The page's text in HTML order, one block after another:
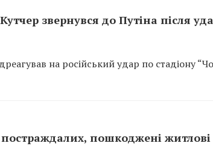
звернувся до Путіна після
на російський удар по стадіону
постраждалих, пошкоджені